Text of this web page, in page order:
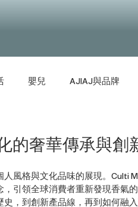
嬰兒 AJIAJ與品牌
的奢華傳承與創
風格與文化品味的展現。Culti
引領全球消費者重新發現香氣
，到創新產品線，再到如何融